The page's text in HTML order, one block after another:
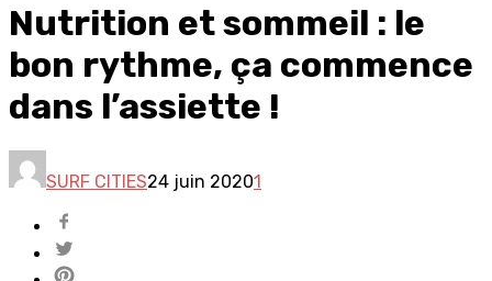
Nutrition et sommeil : le
bon rythme, ça commence
dans l’assiette !
SURF CITIES24 juin 20201